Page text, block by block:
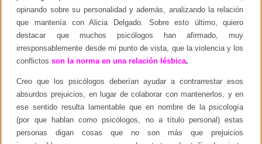
opinando sobre su personalidad y además, analizando la relación
que mantenía con Alicia Delgado. Sobre esto último, quiero
destacar que muchos psicólogos han afirmado, muy
irresponsablemente desde mi punto de vista, que la violencia y los
conflictos son la norma en una relación lésbica.
Creo que los psicólogos deberían ayudar a contrarrestar esos
absurdos prejuicios, en lugar de colaborar con mantenerlos, y en
ese sentido resulta lamentable que en nombre de la psicología
(por que hablan como psicólogos, no a título personal) estas
personas digan cosas que no son más que prejuicios